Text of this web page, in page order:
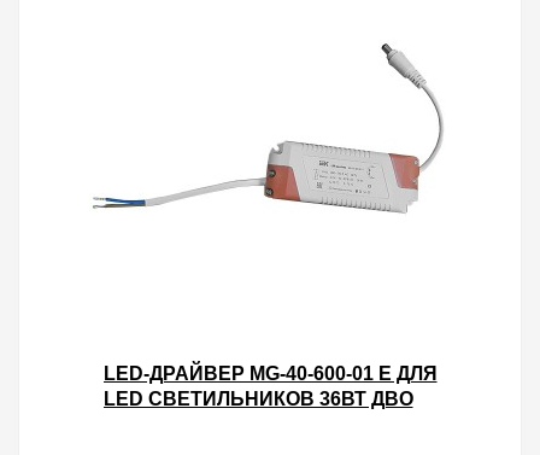
LED-ДРАЙВЕР MG-40-600-01 E ДЛЯ
LED СВЕТИЛЬНИКОВ 36ВТ ДВО